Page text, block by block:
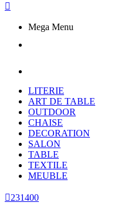

Mega Menu
LITERIE
ART DE TABLE
OUTDOOR
CHAISE
DECORATION
SALON
TABLE
TEXTILE
MEUBLE
231400